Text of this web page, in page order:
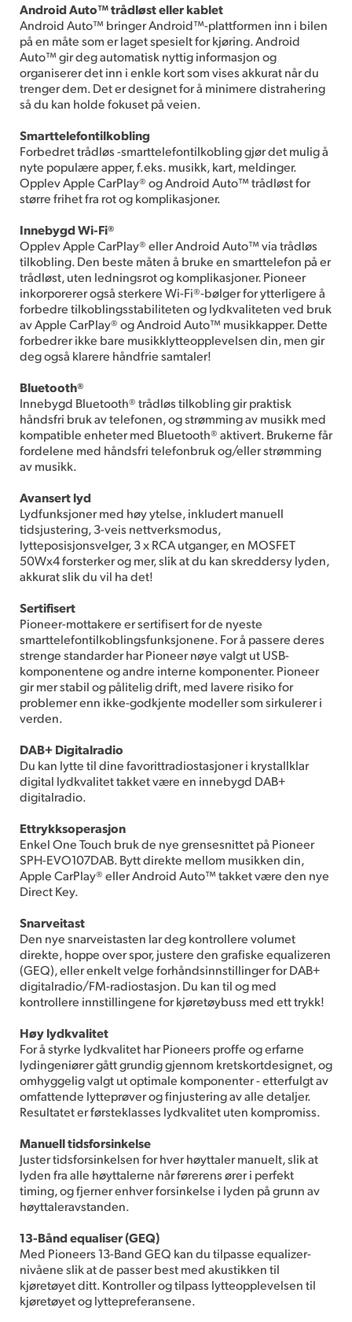
Android Auto™ trådløst eller kablet
Android Auto™ bringer Android™-plattformen inn i bilen
på en måte som er laget spesielt for kjøring. Android
Auto™ gir deg automatisk nyttig informasjon og
organiserer det inn i enkle kort som vises akkurat når du
trenger dem. Det er designet for å minimere distrahering
så du kan holde fokuset på veien.
Smarttelefontilkobling
Forbedret trådløs -smarttelefontilkobling gjør det mulig å
nyte populære apper, f.eks. musikk, kart, meldinger.
Opplev Apple CarPlay® og Android Auto™ trådløst for
større frihet fra rot og komplikasjoner.
Innebygd Wi-Fi®
Opplev Apple CarPlay® eller Android Auto™ via trådløs
tilkobling. Den beste måten å bruke en smarttelefon på er
trådløst, uten ledningsrot og komplikasjoner. Pioneer
inkorporerer også sterkere Wi-Fi®-bølger for ytterligere å
forbedre tilkoblingsstabiliteten og lydkvaliteten ved bruk
av Apple CarPlay® og Android Auto™ musikkapper. Dette
forbedrer ikke bare musikklytteopplevelsen din, men gir
deg også klarere håndfrie samtaler!
Bluetooth®
Innebygd Bluetooth® trådløs tilkobling gir praktisk
håndsfri bruk av telefonen, og strømming av musikk med
kompatible enheter med Bluetooth® aktivert. Brukerne får
fordelene med håndsfri telefonbruk og/eller strømming
av musikk.
Avansert lyd
Lydfunksjoner med høy ytelse, inkludert manuell
tidsjustering, 3-veis nettverksmodus,
lytteposisjonsvelger, 3 x RCA utganger, en MOSFET
50Wx4 forsterker og mer, slik at du kan skreddersy lyden,
akkurat slik du vil ha det!
Sertifisert
Pioneer-mottakere er sertifisert for de nyeste
smarttelefontilkoblingsfunksjonene. For å passere deres
strenge standarder har Pioneer nøye valgt ut USB-
komponentene og andre interne komponenter. Pioneer
gir mer stabil og pålitelig drift, med lavere risiko for
problemer enn ikke-godkjente modeller som sirkulerer i
verden.
DAB+ Digitalradio
Du kan lytte til dine favorittradiostasjoner i krystallklar
digital lydkvalitet takket være en innebygd DAB+
digitalradio.
Ettrykksoperasjon
Enkel One Touch bruk de nye grensesnittet på Pioneer
SPH-EVO107DAB. Bytt direkte mellom musikken din,
Apple CarPlay® eller Android Auto™ takket være den nye
Direct Key.
Snarveitast
Den nye snarveistasten lar deg kontrollere volumet
direkte, hoppe over spor, justere den grafiske equalizeren
(GEQ), eller enkelt velge forhåndsinnstillinger for DAB+
digitalradio/FM-radiostasjon. Du kan til og med
kontrollere innstillingene for kjøretøybuss med ett trykk!
Høy lydkvalitet
For å styrke lydkvalitet har Pioneers proffe og erfarne
lydingeniører gått grundig gjennom kretskortdesignet, og
omhyggelig valgt ut optimale komponenter - etterfulgt av
omfattende lytteprøver og finjustering av alle detaljer.
Resultatet er førsteklasses lydkvalitet uten kompromiss.
Manuell tidsforsinkelse
Juster tidsforsinkelsen for hver høyttaler manuelt, slik at
lyden fra alle høyttalerne når førerens ører i perfekt
timing, og fjerner enhver forsinkelse i lyden på grunn av
høyttaleravstanden.
13-Bånd equaliser (GEQ)
Med Pioneers 13-Band GEQ kan du tilpasse equalizer-
nivåene slik at de passer best med akustikken til
kjøretøyet ditt. Kontroller og tilpass lytteopplevelsen til
kjøretøyet og lyttepreferansene.